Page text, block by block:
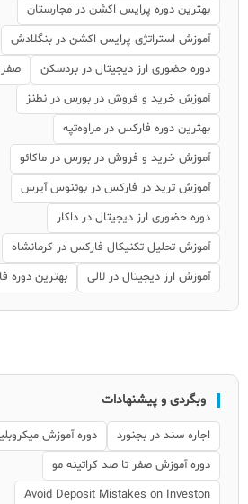
بهترین دوره پرایس اکشن در مجارستان
آموزش استراتژی پرایس اکشن در بنگلادش
دوره حضوری ارز دیجیتال در بردسکن
صفر
آموزش خرید و فروش در بورس در نطنز
بهترین دوره فارکس در مراوه‌تپه
آموزش خرید و فروش در بورس در ماکائو
آموزش ترید در فارکس در بوئنوس آیرس
دوره حضوری ارز دیجیتال در داکار
آموزش تحلیل تکنیکال فارکس در کرمانشاه
آموزش ارز دیجیتال در لالی
بهترین دوره
وبگردی و پیشنهادات
اجاره سند در بجنورد
دوره آموزش
دوره آموزش صفر تا صد کراتینه مو
Avoid Deposit Mistakes on Investon